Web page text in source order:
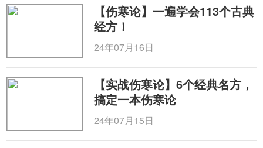
【伤寒论】一遍学会113个古典
经方！
24年07月16日
【实战伤寒论】6个经典名方，
搞定一本伤寒论
24年07月15日